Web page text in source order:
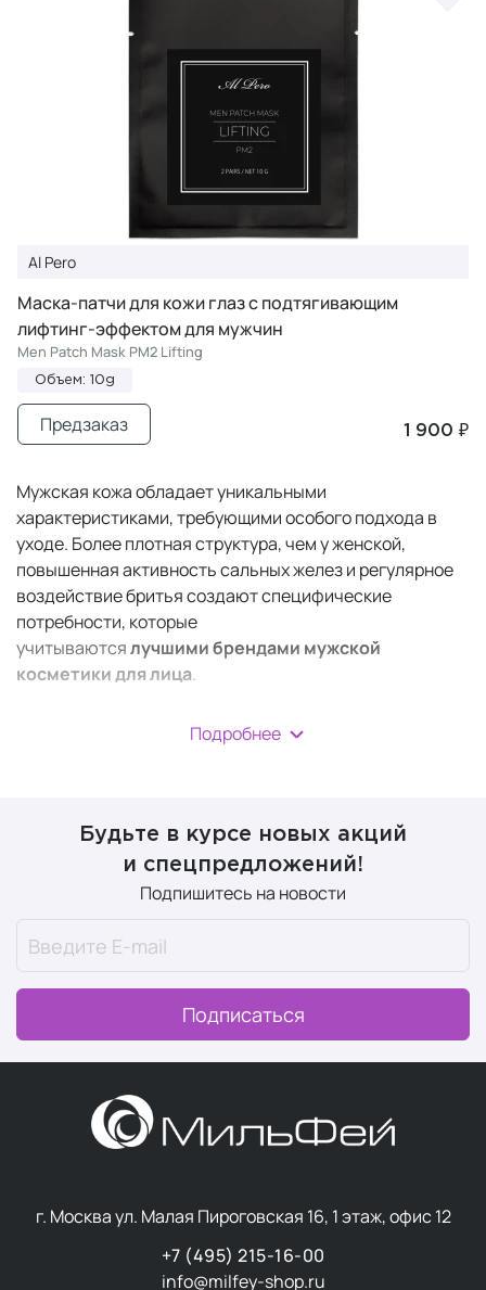
Al Pero
Маска-патчи для кожи глаз с подтягивающим
лифтинг-эффектом для мужчин
Men Patch Mask PM2 Lifting
Объем: 10g
1 900 ₽
Предзаказ
Мужская кожа обладает уникальными
характеристиками, требующими особого подхода в
уходе. Более плотная структура, чем у женской,
повышенная активность сальных желез и регулярное
воздействие бритья создают специфические
потребности, которые
учитываютсялучшимибрендами мужской
косметики для лица.
В отличие от женских аналогов, косметика для мужчин
базовый уход, но и решение специфических проблем
Формулы часто содержат повышенную концентрацию
ароматических композициях и лаконичном дизайне
упаковки.
Мужские средства часто включают компоненты с
противовоспалительным и успокаивающим
действием, а текстуры легче впитываются, не
оставляя липкости.
профессиональной
мужской косметики для
Подробнее
Будьте в курсе новых акций
и спецпредложений!
Подпишитесь на новости
Подписаться
г. Москва ул. Малая Пироговская 16, 1 этаж, офис 12
+7 (495) 215-16-00
info@milfey-shop.ru